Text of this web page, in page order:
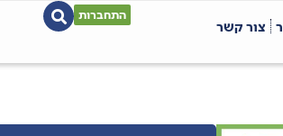
צור קשר
התחברות